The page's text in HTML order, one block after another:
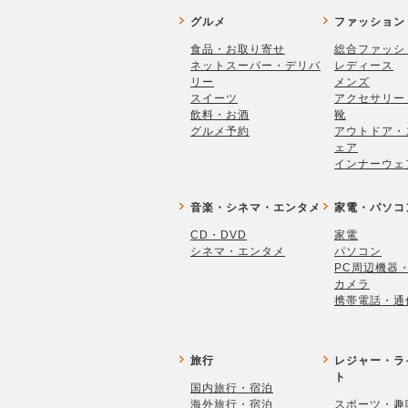
グルメ
食品・お取り寄せ
ネットスーパー・デリバ
リー
スイーツ
飲料・お酒
グルメ予約
ファッション
総合ファッシ
レディース
メンズ
アクセサリ
靴
アウトドア
ェア
インナーウェ
音楽・シネマ・エンタメ
CD・DVD
シネマ・エンタメ
家電・パソコ
家電
パソコン
PC周辺機器
カメラ
携帯電話・通
旅行
国内旅行・宿泊
海外旅行・宿泊
レジャー・
ト
スポーツ・趣